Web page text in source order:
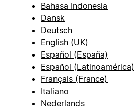
Bahasa Indonesia
Dansk
Deutsch
English (UK)
Español (España)
Español (Latinoamérica)
Français (France)
Italiano
Nederlands